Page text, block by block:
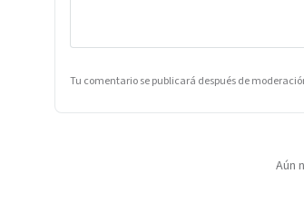
Tu comentario se publicará después de
Aún